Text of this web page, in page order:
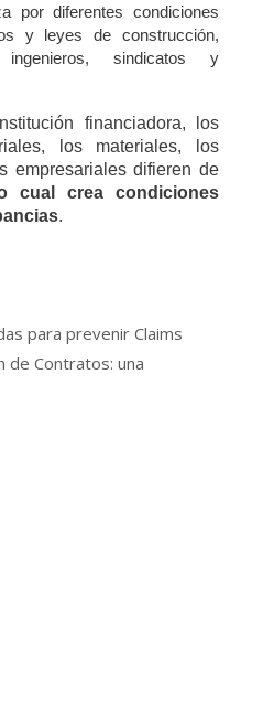
por diferentes condiciones
y leyes de construcción,
ingenieros, sindicatos y
financiadora, los
los materiales, los
empresariales difieren de
cual crea condiciones
.
para prevenir Claims
de Contratos: una